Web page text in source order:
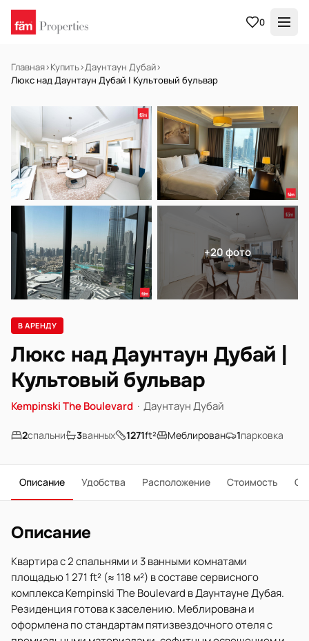
0
Главная›Купить›Даунтаун Дубай›
Люкс над Даунтаун Дубай | Культовый бульвар
Готов к заселению
+20 фото
В АРЕНДУ
Люкс над Даунтаун Дубай |
Культовый бульвар
Kempinski The Boulevard · Даунтаун Дубай
2спальни 3ванных 1271ft² Меблирован 1парковка
Описание Удобства Расположение Стоимость О
Описание
Квартира с 2 спальнями и 3 ванными комнатами
площадью 1 271 ft² (≈ 118 м²) в составе сервисного
комплекса Kempinski The Boulevard в Даунтауне Дубая.
Резиденция готова к заселению. Меблирована и
оформлена по стандартам пятизвездочного отеля с